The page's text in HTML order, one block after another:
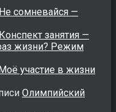
Не сомневайся —
Конспект занятия —
жизни? Режим
участие в жизни
Олимпийский